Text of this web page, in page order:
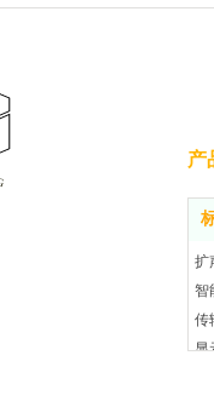
扩
智
传
显
产